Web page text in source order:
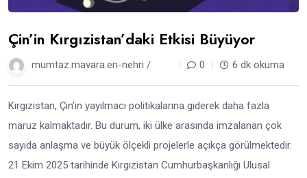
Çin’in Kırgızistan’daki Etkisi Büyüyor
mumtaz.mavara.en-nehri / 0 6 dk okuma
Kırgızistan, Çin’in yayılmacı politikalarına giderek daha fazla
maruz kalmaktadır. Bu durum, iki ülke arasında imzalanan çok
sayıda anlaşma ve büyük ölçekli projelerle açıkça görülmektedir.
21 Ekim 2025 tarihinde Kırgızistan Cumhurbaşkanlığı Ulusal